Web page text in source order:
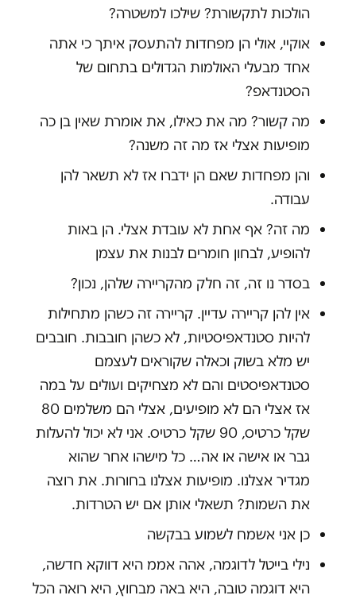
הולכות לתקשורת? שילכו למשטרה?
אוקיי, אולי הן מפחדות להתעסק איתך כי אתה
אחד מבעלי האולמות הגדולים בתחום של
הסטנדאפ?
מה קשור? מה את כאילו, את אומרת שאין בן כה
מופיעות אצלי אז מה זה משנה?
והן מפחדות שאם הן ידברו אז לא תשאר להן
עבודה.
מה זה? אף אחת לא עובדת אצלי. הן באות
להופיע, לבחון חומרים לבנות את עצמן
בסדר נו זה, זה חלק מהקריירה שלהן, נכון?
אין להן קריירה עדיין. קריירה זה כשהן מתחילות
להיות סטנדאפיסטיות, לא כשהן חובבות. חובבים
יש מלא בשוק וכאלה שקוראים לעצמם
סטנדאפיסטים והם לא מצחיקים ועולים על במה
אז אצלי הם לא מופיעים, אצלי הם משלמים 80
שקל כרטיס, 90 שקל כרטיס. אני לא יכול להעלות
גבר או אישה או אה… כל מישהו אחר שהוא
מגדיר אצלנו. מופיעות אצלנו בחורות. את רוצה
את השמות? תשאלי אותן אם יש הטרדות.
כן אני אשמח לשמוע בבקשה
נילי בייטל לדוגמה, אהה אממ היא דווקא חדשה,
היא דוגמה טובה, היא באה מבחוץ, היא רואה הכל